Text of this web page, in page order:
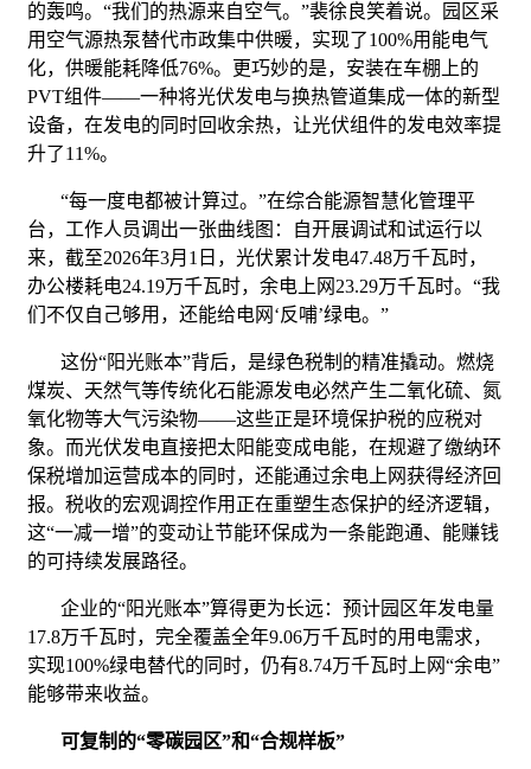
的轰鸣。“我们的热源来自空气。”裴徐良笑着说。园区采
用空气源热泵替代市政集中供暖，实现了100%用能电气
化，供暖能耗降低76%。更巧妙的是，安装在车棚上的
PVT组件——一种将光伏发电与换热管道集成一体的新型
设备，在发电的同时回收余热，让光伏组件的发电效率提
升了11%。
“每一度电都被计算过。”在综合能源智慧化管理平
台，工作人员调出一张曲线图：自开展调试和试运行以
来，截至2026年3月1日，光伏累计发电47.48万千瓦时，
办公楼耗电24.19万千瓦时，余电上网23.29万千瓦时。“我
们不仅自己够用，还能给电网‘反哺’绿电。”
这份“阳光账本”背后，是绿色税制的精准撬动。燃烧
煤炭、天然气等传统化石能源发电必然产生二氧化硫、氮
氧化物等大气污染物——这些正是环境保护税的应税对
象。而光伏发电直接把太阳能变成电能，在规避了缴纳环
保税增加运营成本的同时，还能通过余电上网获得经济回
报。税收的宏观调控作用正在重塑生态保护的经济逻辑，
这“一减一增”的变动让节能环保成为一条能跑通、能赚钱
的可持续发展路径。
企业的“阳光账本”算得更为长远：预计园区年发电量
17.8万千瓦时，完全覆盖全年9.06万千瓦时的用电需求，
实现100%绿电替代的同时，仍有8.74万千瓦时上网“余电”
能够带来收益。
可复制的“零碳园区”和“合规样板”